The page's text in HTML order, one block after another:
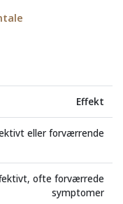
Effekt
eller forværrende
ofte forværrede
symptomer